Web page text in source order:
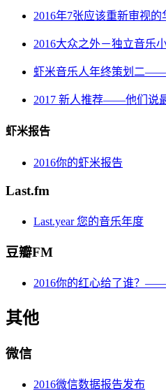
2016年7张应该重新审视的
2016大众之外－独立音乐
虾米音乐人年终策划二
2017 新人推荐——他们说
虾米报告
2016你的虾米报告
Last.fm
Last.year 您的音乐年度
豆瓣FM
2016你的红心给了谁？
其他
微信
2016微信数据报告发布